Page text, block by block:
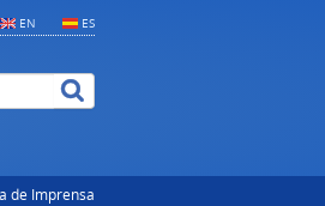
EN ES
de Imprensa